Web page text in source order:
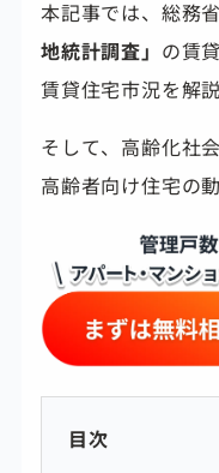
本記事では、総務
地統計調査」 の賃
賃貸住宅市況を解説
そして、高齢化社
高齢者向け住宅の
目次